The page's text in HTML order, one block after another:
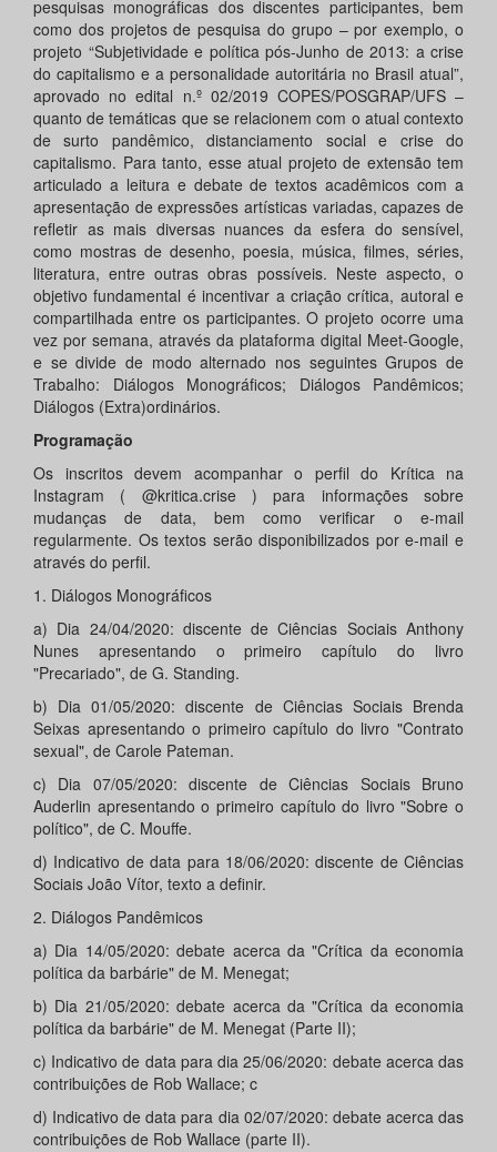
pesquisas monográficas dos discentes participantes, bem
como dos projetos de pesquisa do grupo – por exemplo, o
projeto “Subjetividade e política pós-Junho de 2013: a crise
do capitalismo e a personalidade autoritária no Brasil atual”,
aprovado no edital n.º 02/2019 COPES/POSGRAP/UFS –
quanto de temáticas que se relacionem com o atual contexto
de surto pandêmico, distanciamento social e crise do
capitalismo. Para tanto, esse atual projeto de extensão tem
articulado a leitura e debate de textos acadêmicos com a
apresentação de expressões artísticas variadas, capazes de
refletir as mais diversas nuances da esfera do sensível,
como mostras de desenho, poesia, música, filmes, séries,
literatura, entre outras obras possíveis. Neste aspecto, o
objetivo fundamental é incentivar a criação crítica, autoral e
compartilhada entre os participantes. O projeto ocorre uma
vez por semana, através da plataforma digital Meet-Google,
e se divide de modo alternado nos seguintes Grupos de
Trabalho: Diálogos Monográficos; Diálogos Pandêmicos;
Diálogos (Extra)ordinários.
Programação
Os inscritos devem acompanhar o perfil do Krítica na
Instagram ( @kritica.crise ) para informações sobre
mudanças de data, bem como verificar o e-mail
regularmente. Os textos serão disponibilizados por e-mail e
através do perfil.
1. Diálogos Monográficos
a) Dia 24/04/2020: discente de Ciências Sociais Anthony
Nunes apresentando o primeiro capítulo do livro
"Precariado", de G. Standing.
b) Dia 01/05/2020: discente de Ciências Sociais Brenda
Seixas apresentando o primeiro capítulo do livro "Contrato
sexual", de Carole Pateman.
c) Dia 07/05/2020: discente de Ciências Sociais Bruno
Auderlin apresentando o primeiro capítulo do livro "Sobre o
político", de C. Mouffe.
d) Indicativo de data para 18/06/2020: discente de Ciências
Sociais João Vítor, texto a definir.
2. Diálogos Pandêmicos
a) Dia 14/05/2020: debate acerca da "Crítica da economia
política da barbárie" de M. Menegat;
b) Dia 21/05/2020: debate acerca da "Crítica da economia
política da barbárie" de M. Menegat (Parte II);
c) Indicativo de data para dia 25/06/2020: debate acerca das
contribuições de Rob Wallace; c
d) Indicativo de data para dia 02/07/2020: debate acerca das
contribuições de Rob Wallace (parte II).